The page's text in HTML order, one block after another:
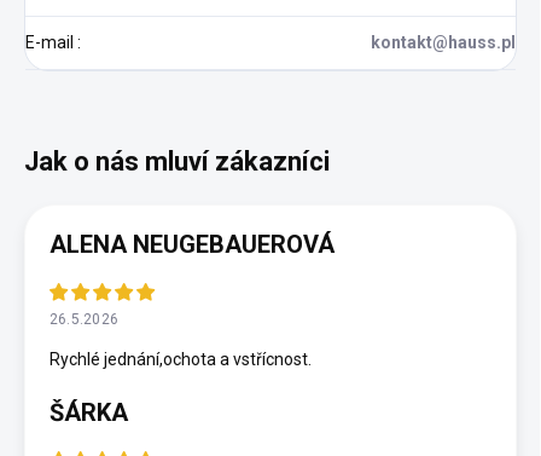
E-mail : kontakt@hauss.pl
ALENA NEUGEBAUEROVÁ
26.5.2026
Rychlé jednání,ochota a vstřícnost.
ŠÁRKA